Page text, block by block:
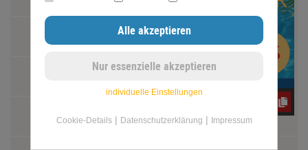
Impressum
Widerrufsrecht
individuelle Einstellungen
Cookie-Details| Datenschutzerklärung | Impressum